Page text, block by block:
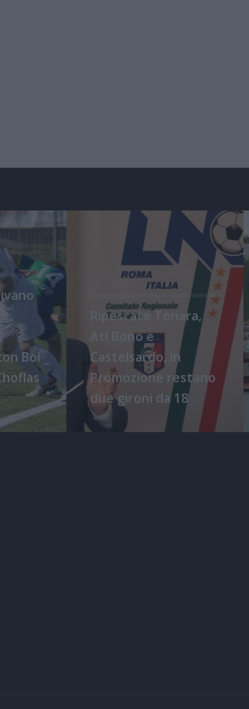
Boi
Ripescate Tonara,
Atl Bono e
Castelsardo, in
Promozione restano
due gironi da 18